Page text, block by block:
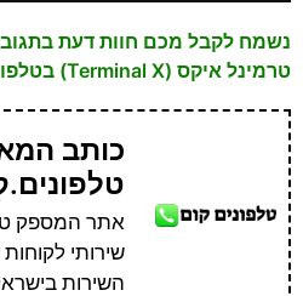
נשמח לקבל מכם חוות דעת
טרמינל איקס (Terminal X) בטלפון.
כותב
אתר המספק
שירותי
השירות